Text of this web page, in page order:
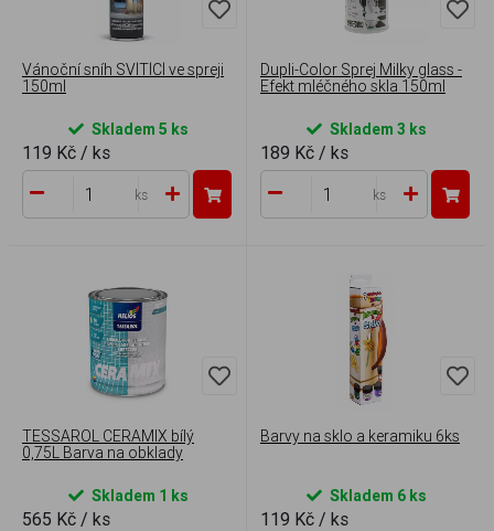
Vánoční sníh SVÍTÍCÍ ve spreji
150ml
Skladem 5 ks
119 Kč / ks
ks
Dupli-Color Sprej Milky glass -
Efekt mléčného skla 150ml
Skladem 3 ks
189 Kč / ks
ks
TESSAROL CERAMIX bílý
0,75L Barva na obklady
Skladem 1 ks
565 Kč / ks
Barvy na sklo a keramiku 6ks
Skladem 6 ks
119 Kč / ks